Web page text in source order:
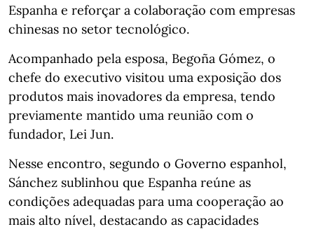
Espanha e reforçar a colaboração com empresas
chinesas no setor tecnológico.
Acompanhado pela esposa, Begoña Gómez, o
chefe do executivo visitou uma exposição dos
produtos mais inovadores da empresa, tendo
previamente mantido uma reunião com o
fundador, Lei Jun.
Nesse encontro, segundo o Governo espanhol,
Sánchez sublinhou que Espanha reúne as
condições adequadas para uma cooperação ao
mais alto nível, destacando as capacidades